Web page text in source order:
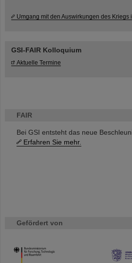
FAIR
Bei GSI entsteht das neue
Erfahren Sie mehr.
Gefördert von
HMWK
Umgang mit den Auswirkungen des Kriegs
GSI-FAIR Kolloquium
Aktuelle Termine